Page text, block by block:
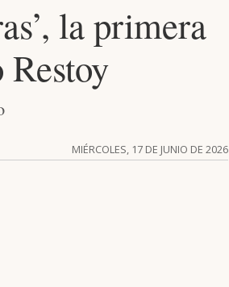
la primera
MIÉRCOLES, 17 DE JUNIO DE 2026